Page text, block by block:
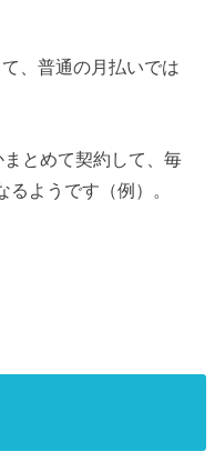
、普通の月払いでは
とめて契約して、毎
ようです（例）。